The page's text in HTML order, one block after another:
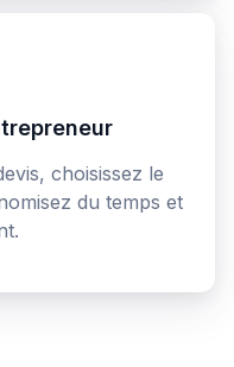
choisissez le
du temps et